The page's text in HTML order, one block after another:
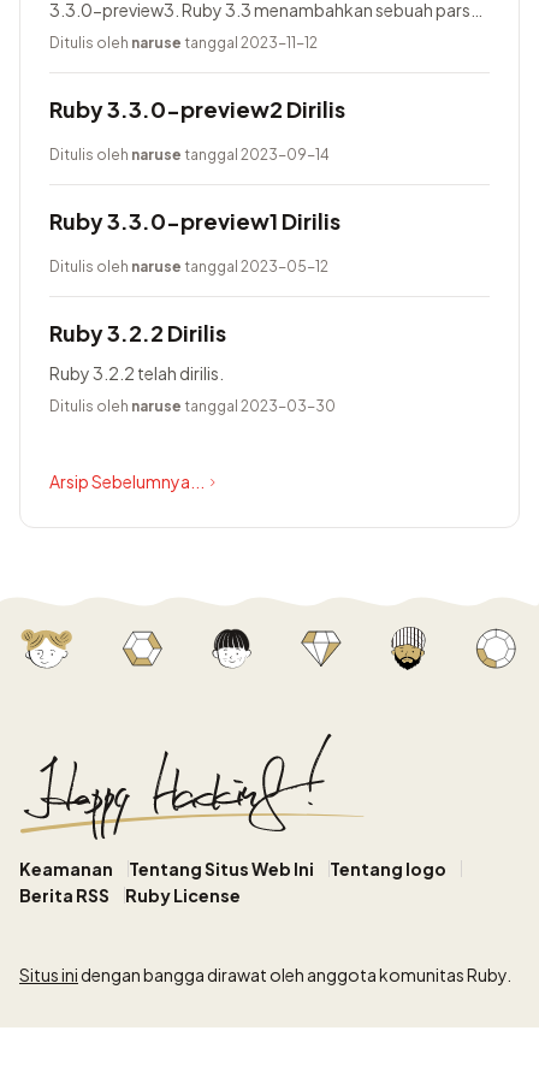
3.3.0-preview3. Ruby 3.3 menambahkan sebuah parser
baru yang bernama Prism, menggunakan Lrama sebagai
Ditulis oleh naruse tanggal 2023-11-12
Ruby 3.3.0-preview2 Dirilis
Ditulis oleh naruse tanggal 2023-09-14
Ruby 3.3.0-preview1 Dirilis
Ditulis oleh naruse tanggal 2023-05-12
Ruby 3.2.2 Dirilis
Ruby 3.2.2 telah dirilis.
Ditulis oleh naruse tanggal 2023-03-30
Arsip Sebelumnya...
Keamanan Tentang Situs Web Ini
Tentang logo
Berita RSS
Ruby License
Situs inidengan bangga dirawat oleh anggota komunitas Ruby.